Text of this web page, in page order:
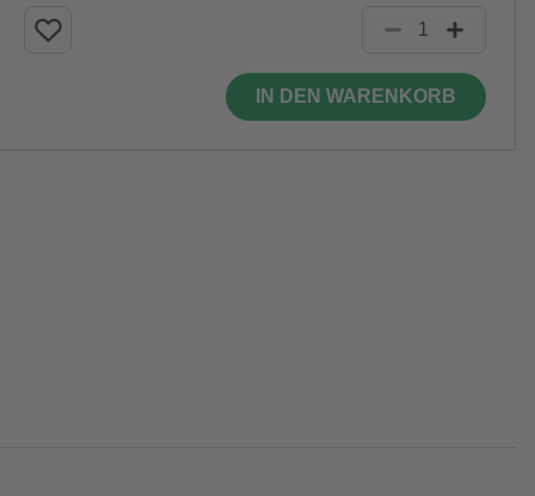
IN DEN WARENKORB